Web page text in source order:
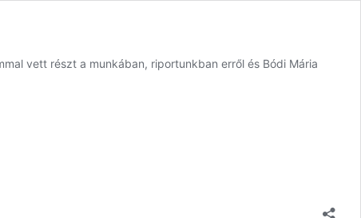
vett részt a munkában, riportunkban erről és Bódi Mária